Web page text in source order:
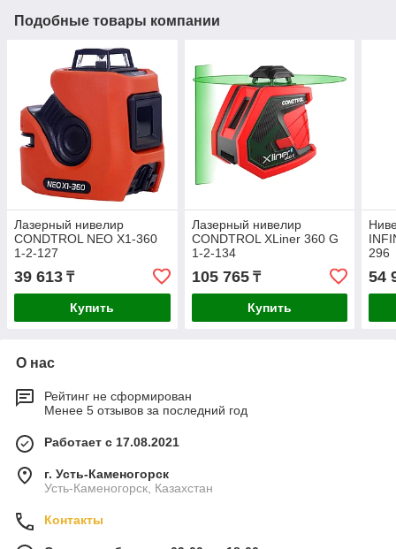
Подобные товары компании
Лазерный нивелир
CONDTROL NEO X1-360
1-2-127
39 613 ₸
Купить
Лазерный нивелир
CONDTROL XLiner 360 G
1-2-134
105 765₸
Купить
296
54
О нас
Рейтинг не сформирован
Менее 5 отзывов за последний год
Работает с 17.08.2021
г. Усть-Каменогорск
Усть-Каменогорск, Казахстан
Контакты